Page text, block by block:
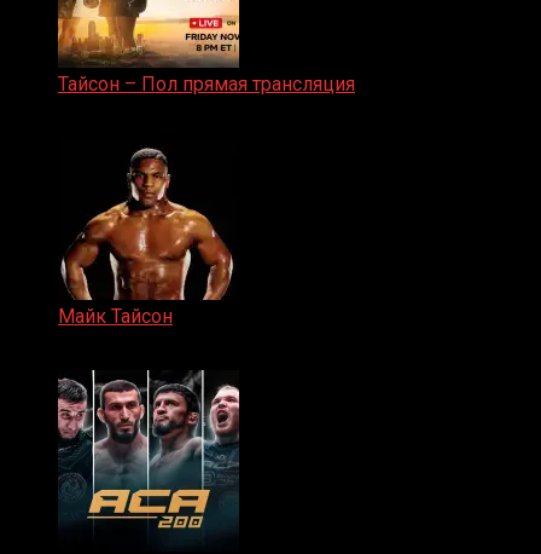
Тайсон – Пол прямая трансляция
Майк Тайсон